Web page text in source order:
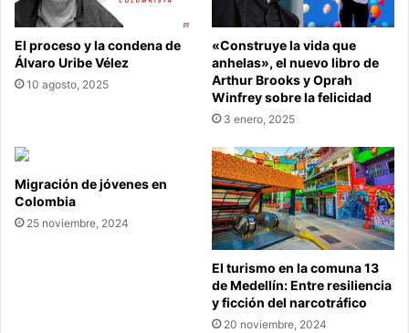
El proceso y la condena de
Álvaro Uribe Vélez
10 agosto, 2025
«Construye la vida que
anhelas», el nuevo libro de
Arthur Brooks y Oprah
Winfrey sobre la felicidad
3 enero, 2025
Migración de jóvenes en
Colombia
25 noviembre, 2024
El turismo en la comuna 13
de Medellín: Entre resiliencia
y ficción del narcotráfico
20 noviembre, 2024